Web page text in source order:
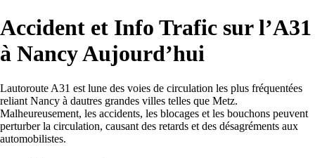
Accident et Info Trafic sur l’A31
à Nancy Aujourd’hui
Lautoroute A31 est lune des voies de circulation les plus fréquentées
reliant Nancy à dautres grandes villes telles que Metz.
Malheureusement, les accidents, les blocages et les bouchons peuvent
perturber la circulation, causant des retards et des désagréments aux
automobilistes.